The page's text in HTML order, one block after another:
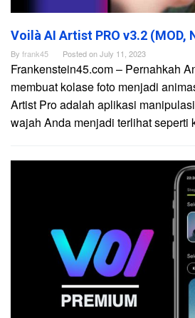
Voilà AI Artist PRO v3.2 (MOD,
By frank45 Posted onJuly 11, 2023
Frankenstein45.com – Pernahkah
membuat kolase foto menjadi
Artist Pro adalah aplikasi
wajah Anda menjadi terlihat